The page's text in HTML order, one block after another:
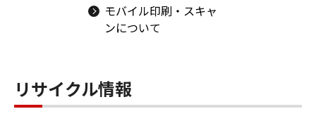
モバイル印刷・スキャ
ンについて
リサイクル情報